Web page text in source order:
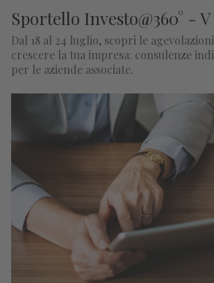
Sportello Investo@360° -
Dal 18 al 24 luglio, scopri le
crescere la tua impresa: consulenze
per le aziende associate.